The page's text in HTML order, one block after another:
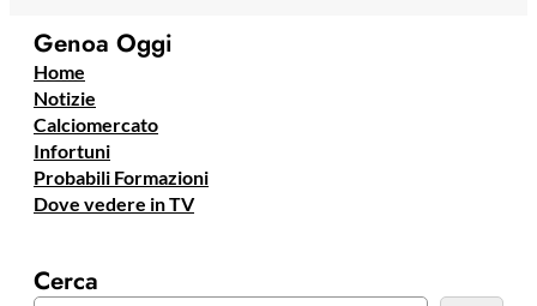
Genoa Oggi
Home
Notizie
Calciomercato
Infortuni
Probabili Formazioni
Dove vedere in TV
Cerca